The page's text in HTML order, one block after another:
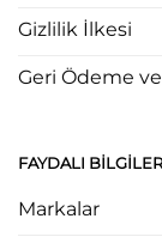
Gizlilik İlkesi
Geri Ödeme
FAYDALI BILGILER
Markalar